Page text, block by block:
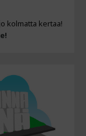
kolmatta kertaa!